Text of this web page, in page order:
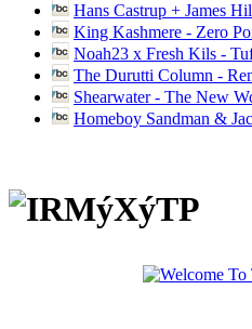
Hans Castrup + James
King Kashmere - Zero
Noah23 x Fresh Kils -
The Durutti Column -
Shearwater - The New
Homeboy Sandman &